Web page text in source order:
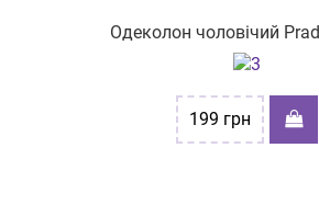
Одеколон чоловічий
199 грн